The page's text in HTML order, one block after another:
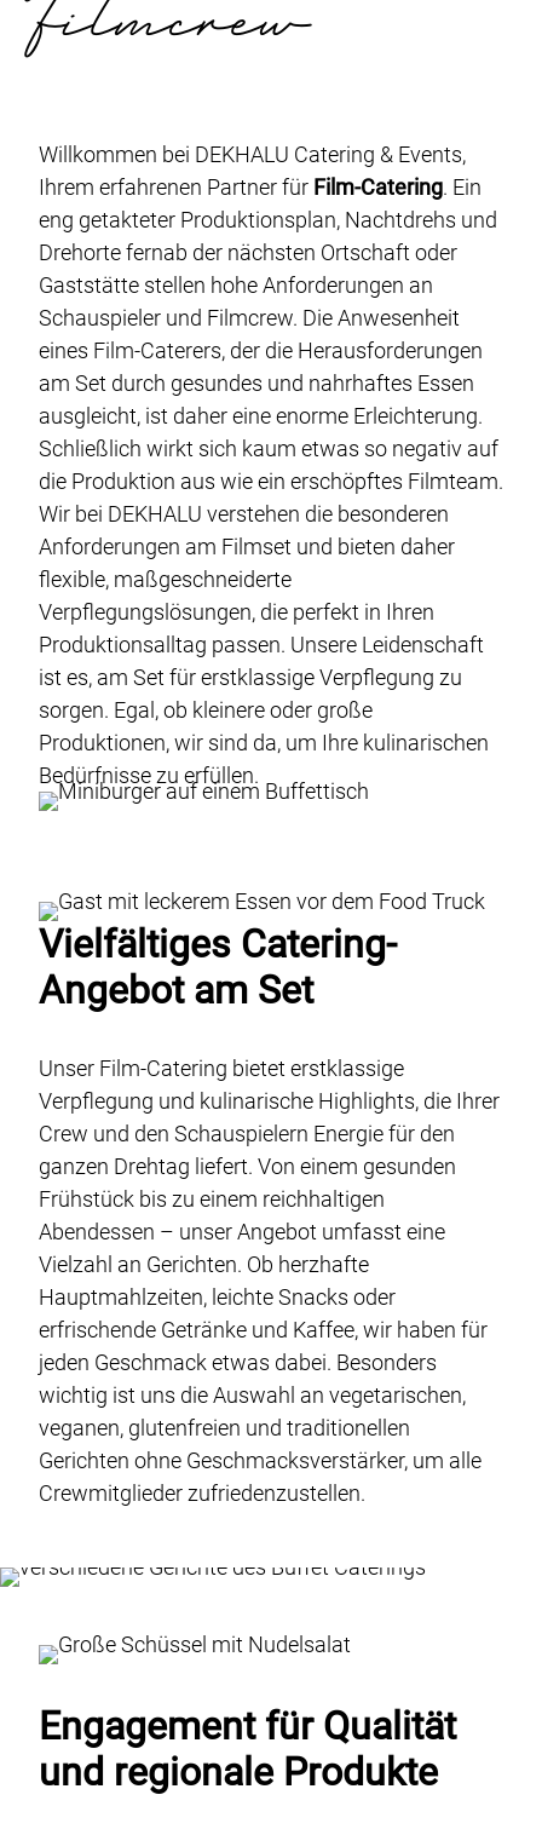
Fingerfood-Catering
Veganes-Catering
Gala-Catering
Food-Truck-Catering
Live-Cooking-Catering
Grill-BBQ-Catering
Cocktail-Catering
Barista-Catering
Über uns
Genusswerk Rodgau
Locations
Glossar
Jobs / Karriere
Kontakt
Datenschutz
Case-Studies
EN
Willkommen bei DEKHALU Catering & Events,
Ihrem erfahrenen Partner für Film-Catering. Ein
eng getakteter Produktionsplan, Nachtdrehs und
Drehorte fernab der nächsten Ortschaft oder
Gaststätte stellen hohe Anforderungen an
Schauspieler und Filmcrew. Die Anwesenheit
eines Film-Caterers, der die Herausforderungen
am Set durch gesundes und nahrhaftes Essen
ausgleicht, ist daher eine enorme Erleichterung.
Schließlich wirkt sich kaum etwas so negativ auf
die Produktion aus wie ein erschöpftes Filmteam.
Wir bei DEKHALU verstehen die besonderen
Anforderungen am Filmset und bieten daher
flexible, maßgeschneiderte
Verpflegungslösungen, die perfekt in Ihren
Produktionsalltag passen. Unsere Leidenschaft
ist es, am Set für erstklassige Verpflegung zu
sorgen. Egal, ob kleinere oder große
Produktionen, wir sind da, um Ihre kulinarischen
Bedürfnisse zu erfüllen.
Vielfältiges Catering-
Angebot am Set
Unser Film-Catering bietet erstklassige
Verpflegung und kulinarische Highlights, die Ihrer
Crew und den Schauspielern Energie für den
ganzen Drehtag liefert. Von einem gesunden
Frühstück bis zu einem reichhaltigen
Abendessen – unser Angebot umfasst eine
Vielzahl an Gerichten. Ob herzhafte
Hauptmahlzeiten, leichte Snacks oder
erfrischende Getränke und Kaffee, wir haben für
jeden Geschmack etwas dabei. Besonders
wichtig ist uns die Auswahl an vegetarischen,
veganen, glutenfreien und traditionellen
Gerichten ohne Geschmacksverstärker, um alle
Crewmitglieder zufriedenzustellen.
Engagement für Qualität
und regionale Produkte